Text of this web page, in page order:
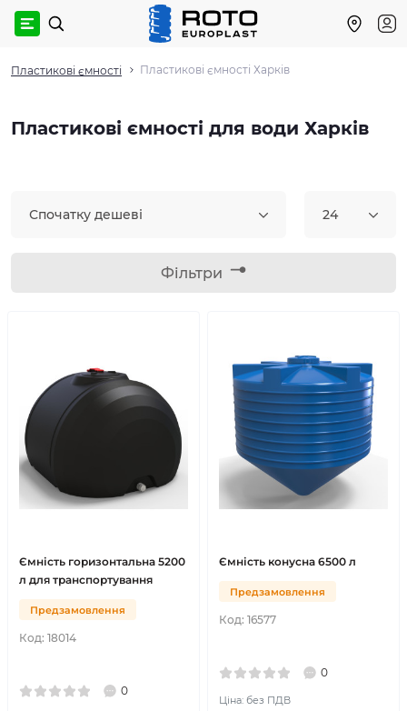
Пластикові ємності Пластикові ємності Харків
Пластикові ємності для води Харків
Спочатку дешеві 24
Фільтри
Ємність горизонтальна 5200
л для транспортування
Код: 18014
Предзамовлення
0
Ємність конусна 6500 л
Код: 16577
Предзамовлення
0
Ціна: без ПДВ